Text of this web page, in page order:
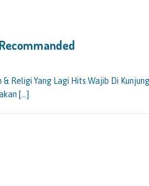
Religi Yang Lagi Hits Wajib Di
[…]